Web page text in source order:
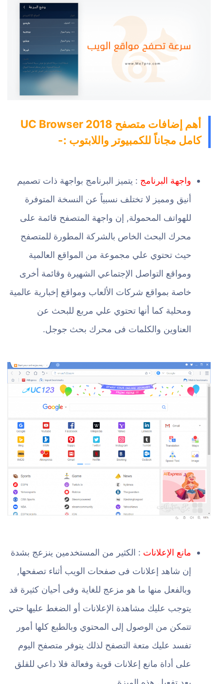
أهم إضافات متصفح UC Browser 2018
كامل مجاناً للكمبيوتر واللابتوب :-
واجهة البرنامج : يتميز البرنامج بواجهة ذات تصميم
أنيق ومميز لا تختلف نسبياً عن النسخة المتوفرة
للهواتف المحمولة, إن واجهة المتصفح قائمة على
محرك البحث الخاص بالشركة المطورة للمتصفح
حيث تحتوي علي مجموعة من المواقع العالمية
ومواقع التواصل الإجتماعي الشهيرة وقائمة أخرى
خاصة بمواقع شركات الألعاب ومواقع إخبارية عالمية
ومحلية كما أنها تحتوي علي مربع للبحث عن
العناوين والكلمات فى محرك بحث جوجل.
مانع الإعلانات : الكثير من المستخدمين ينزعج بشدة
إن شاهد إعلانات فى صفحات الويب أثناء تصفحها,
وبالفعل منها ما هو مزعج للغاية وفى أحيان كثيرة قد
يتوجب عليك مشاهدة الإعلانات أو الضغط عليها حتي
تتمكن من الوصول إلى المحتوي وبالطبع كلها أمور
تفسد عليك متعة التصفح لذلك يتوفر متصفح اليوم
على أداة مانع إعلانات قوية وفعالة فلا داعي للقلق